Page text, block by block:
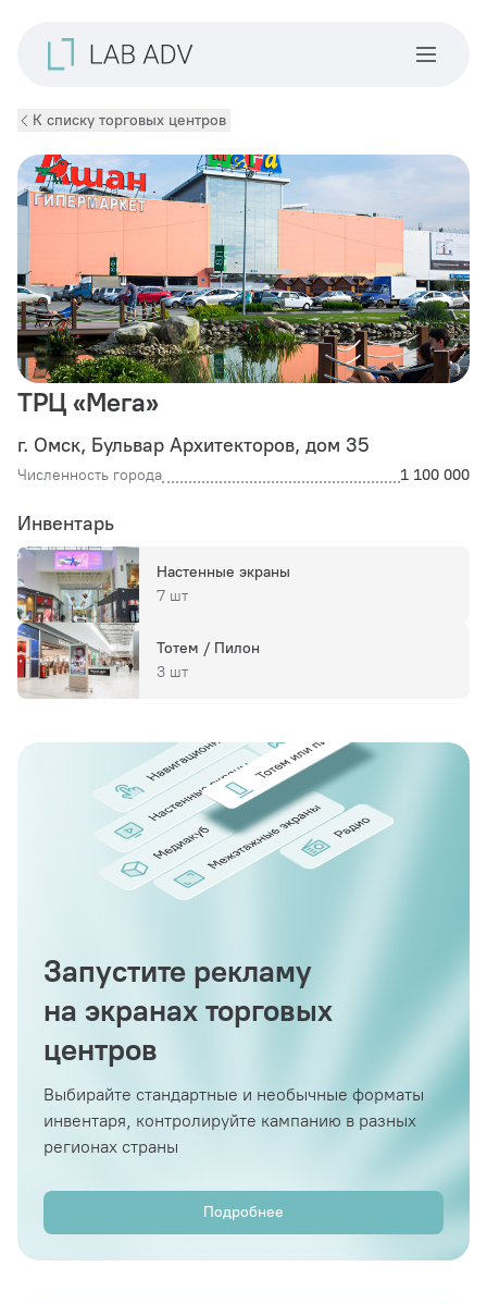
К списку торговых центров
Инвентарь
Настенные экраны
7 шт
Тотем / Пилон
3 шт
ТРЦ «Мега»
г. Омск, Бульвар Архитекторов, дом 35
Численность города 1 100 000
Запустите рекламу
на экранах торговых
центров
Выбирайте стандартные и необычные форматы
инвентаря, контролируйте кампанию в разных
регионах страны
Подробнее